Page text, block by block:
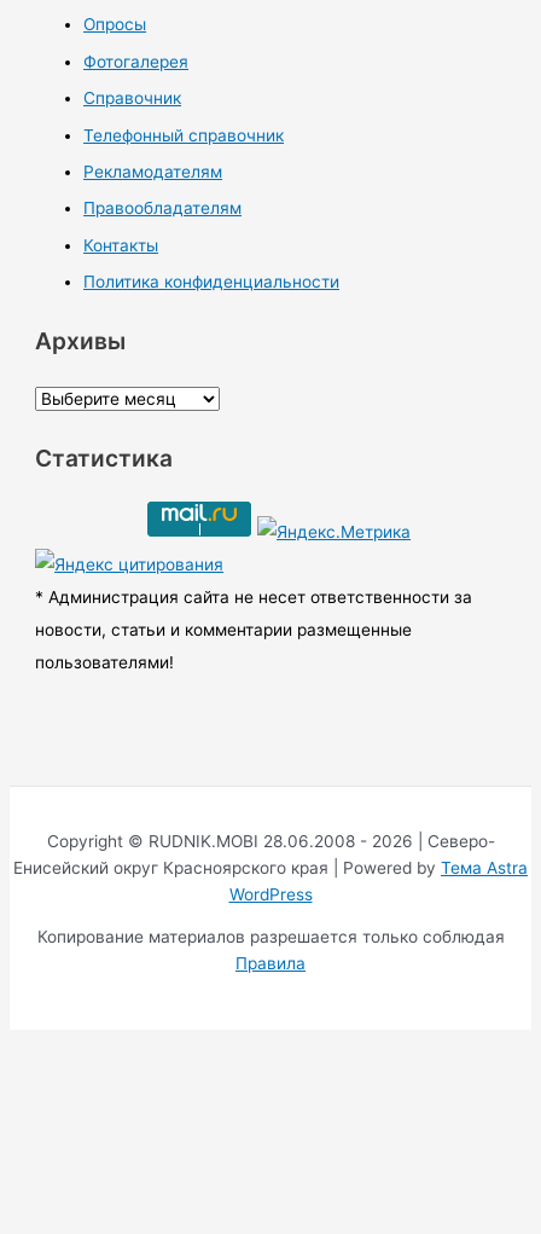
Опросы
Фотогалерея
Справочник
Телефонный справочник
Рекламодателям
Правообладателям
Контакты
Политика конфиденциальности
Архивы
А
х
ы
Статистика
* Администрация сайта не несет ответственности за
новости, статьи и комментарии размещенные
пользователями!
Copyright © RUDNIK.MOBI 28.06.2008 - 2026 | Северо-
Енисейский округ Красноярского края | Powered by Тема Astra
WordPress
Копирование материалов разрешается только соблюдая
Правила